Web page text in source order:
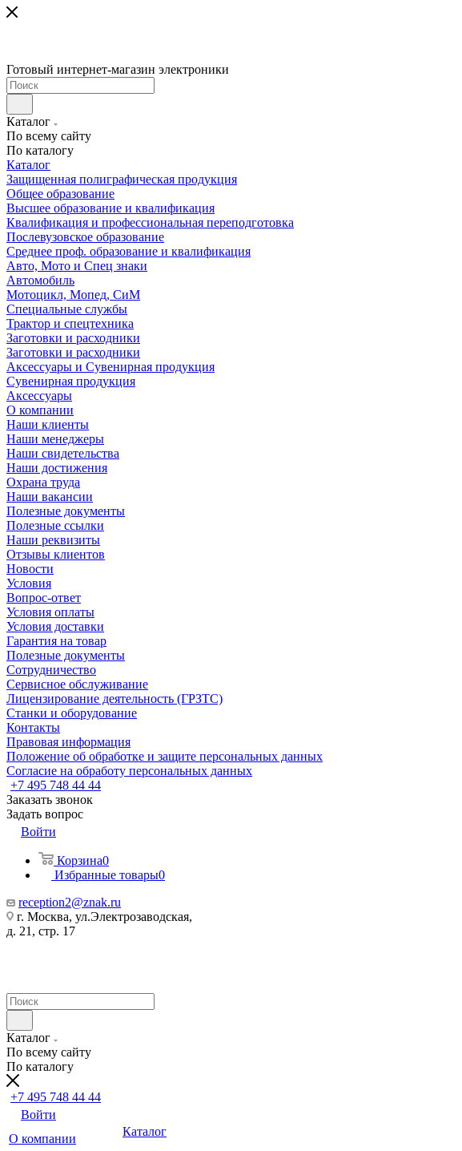
Готовый интернет-магазин электроники
Каталог
По всему сайту
По каталогу
Каталог
Защищенная полиграфическая продукция
Общее образование
Высшее образование и квалификация
Квалификация и профессиональная переподготовка
Послевузовское образование
Среднее проф. образование и квалификация
Авто, Мото и Спец знаки
Автомобиль
Мотоцикл, Мопед, СиМ
Специальные службы
Трактор и спецтехника
Заготовки и расходники
Заготовки и расходники
Аксессуары и Сувенирная продукция
Сувенирная продукция
Аксессуары
О компании
Наши клиенты
Наши менеджеры
Наши свидетельства
Наши достижения
Охрана труда
Наши вакансии
Полезные документы
Полезные ссылки
Наши реквизиты
Отзывы клиентов
Новости
Условия
Вопрос-ответ
Условия оплаты
Условия доставки
Гарантия на товар
Полезные документы
Сотрудничество
Сервисное обслуживание
Лицензирование деятельность (ГРЗТС)
Станки и оборудование
Контакты
Правовая информация
Положение об обработке и защите персональных данных
Согласие на обработу персональных данных
+7 495 748 44 44
Заказать звонок
Задать вопрос
Войти
Корзина0
Избранные товары0
reception2@znak.ru
г. Москва, ул.Электрозаводская,
д. 21, стр. 17
Каталог
По всему сайту
По каталогу
+7 495 748 44 44
Войти
О компании
Каталог